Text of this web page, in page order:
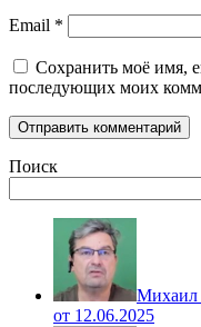
Email *
Сохранить моё имя,
последующих моих
Поиск
Михаил
от 12.06.2025